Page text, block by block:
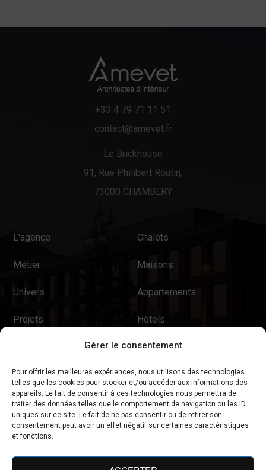
Gérer le consentement
Pour offrir les meilleures expériences, nous utilisons des technologies
telles que les cookies pour stocker et/ou accéder aux informations des
appareils. Le fait de consentir à ces technologies nous permettra de
traiter des données telles que le comportement de navigation ou les ID
uniques sur ce site. Le fait de ne pas consentir ou de retirer son
consentement peut avoir un effet négatif sur certaines caractéristiques
et fonctions.
+33 4 79 71 11 51
contact@amevet.fr
Le Brickhouse
91, Rue Philibert Routin,
73000 CHAMBERY
L'agence Chalets
Métier Maisons
Univers Appartements
Projets Hôtels
Résidences de tourisme
Contact Restaurants
Magasins & Concept
Stores